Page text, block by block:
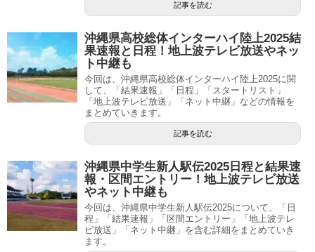
記事を読む
沖縄県高校総体インターハイ陸上2025結
果速報と日程！地上波テレビ放送やネッ
ト中継も
今回は、沖縄県高校総体インターハイ陸上2025に関
して、「結果速報」「日程」「スタートリスト」
「地上波テレビ放送」「ネット中継」などの情報を
まとめていきます。
記事を読む
沖縄県中学生新人駅伝2025日程と結果速
報・区間エントリー！地上波テレビ放送
やネット中継も
今回は、沖縄県中学生新人駅伝2025について、「日
程」「結果速報」「区間エントリー」「地上波テレ
ビ放送」「ネット中継」を含む詳細をまとめていき
ます。